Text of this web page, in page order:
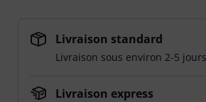
Livraison standard
Livraison sous environ 2-5
Livraison express